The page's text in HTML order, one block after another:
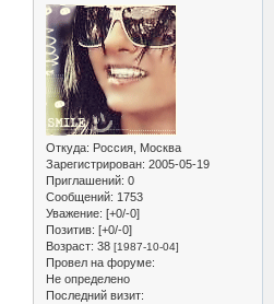
Откуда: Россия, Москва
Зарегистрирован: 2005-05-19
Приглашений: 0
Сообщений: 1753
Уважение: [+0/-0]
Позитив: [+0/-0]
Возраст: 38 [1987-10-04]
Провел на форуме:
Не определено
Последний визит: